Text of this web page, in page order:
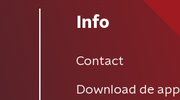
Info
Contact
Download de app